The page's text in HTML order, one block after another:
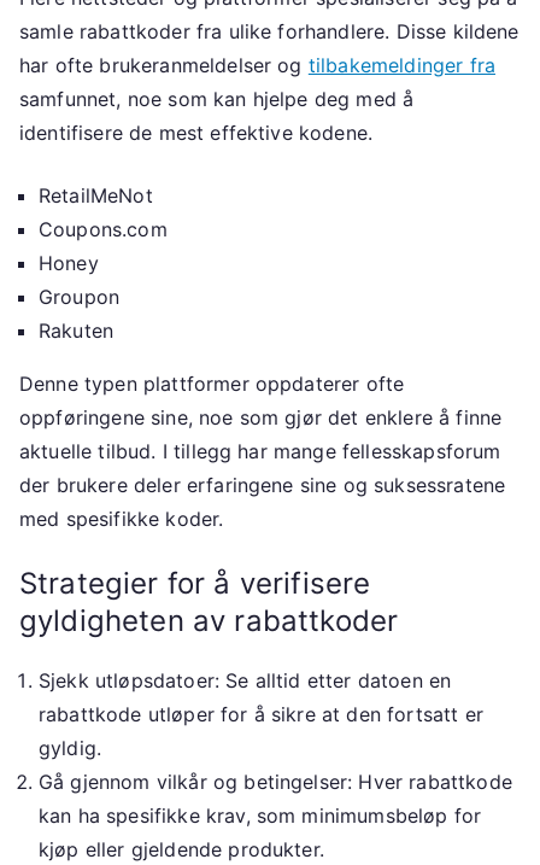
samle rabattkoder fra ulike forhandlere. Disse kildene
har ofte brukeranmeldelser og tilbakemeldinger fra
samfunnet, noe som kan hjelpe deg med å
identifisere de mest effektive kodene.
RetailMeNot
Coupons.com
Honey
Groupon
Rakuten
Denne typen plattformer oppdaterer ofte
oppføringene sine, noe som gjør det enklere å finne
aktuelle tilbud. I tillegg har mange fellesskapsforum
der brukere deler erfaringene sine og suksessratene
med spesifikke koder.
Strategier for å verifisere
gyldigheten av rabattkoder
Sjekk utløpsdatoer: Se alltid etter datoen en
rabattkode utløper for å sikre at den fortsatt er
gyldig.
Gå gjennom vilkår og betingelser: Hver rabattkode
kan ha spesifikke krav, som minimumsbeløp for
kjøp eller gjeldende produkter.